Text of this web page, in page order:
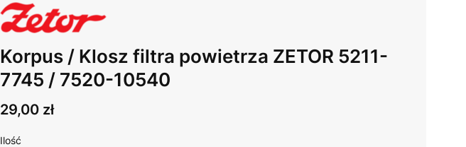
Korpus / Klosz filtra powietrza ZETOR 5211-
7745 / 7520-10540
Cena
29,00 zł
Ilość